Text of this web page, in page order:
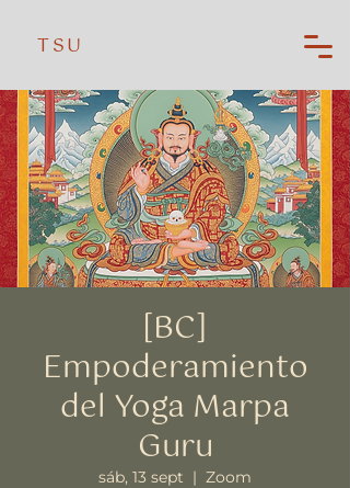
TSU
[BC]
Empoderamiento
del Yoga Marpa
Guru
sáb, 13 sept
  |
Zoom